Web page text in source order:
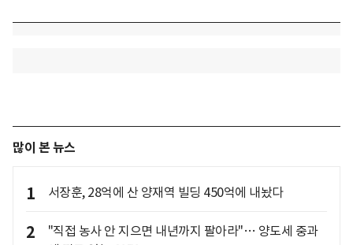
많이 본 뉴스
1 서장훈, 28억에 산 양재역 빌딩 450억에 내놨다
2
"직접 농사 안 지으면 내년까지 팔아라"… 양도세 중과